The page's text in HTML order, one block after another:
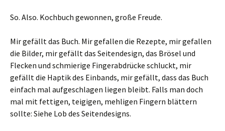
So. Also. Kochbuch gewonnen, große Freude.
Mir gefällt das Buch. Mir gefallen die Rezepte, mir gefallen
die Bilder, mir gefällt das Seitendesign, das Brösel und
Flecken und schmierige Fingerabdrücke schluckt, mir
gefällt die Haptik des Einbands, mir gefällt, dass das Buch
einfach mal aufgeschlagen liegen bleibt. Falls man doch
mal mit fettigen, teigigen, mehligen Fingern blättern
sollte: Siehe Lob des Seitendesigns.